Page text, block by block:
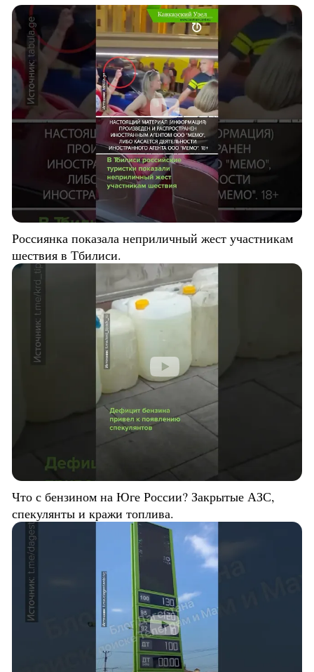
Россиянка показала неприличный жест участникам
шествия в Тбилиси.
Что с бензином на Юге России? Закрытые АЗС,
спекулянты и кражи топлива.